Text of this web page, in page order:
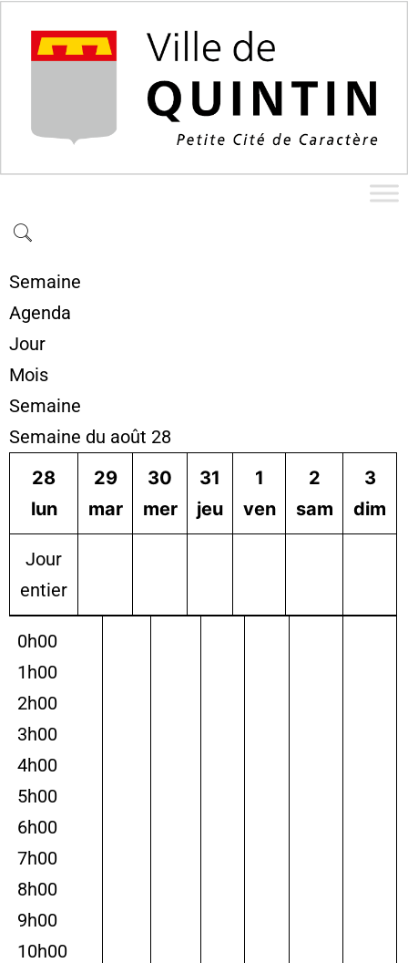
Semaine
Agenda
Jour
Mois
Semaine
Semaine du août 28
28
lun
29
mar
30
mer
31
jeu
1
ven
2
sam
3
dim
Jour
entier
0h00
1h00
2h00
3h00
4h00
5h00
6h00
7h00
8h00
9h00
10h00